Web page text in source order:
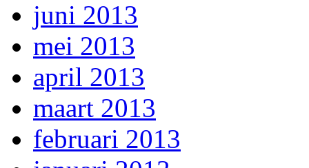
juni 2013
mei 2013
april 2013
maart 2013
februari 2013